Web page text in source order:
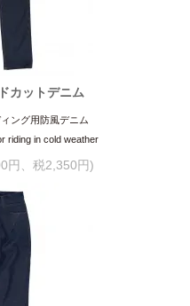
カットデニム
ング用防風デニム
riding in cold weather
円、税2,350円)